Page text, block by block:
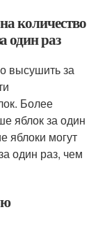
количество
один раз
высушить за
Более
яблок за один
яблоки могут
один раз, чем